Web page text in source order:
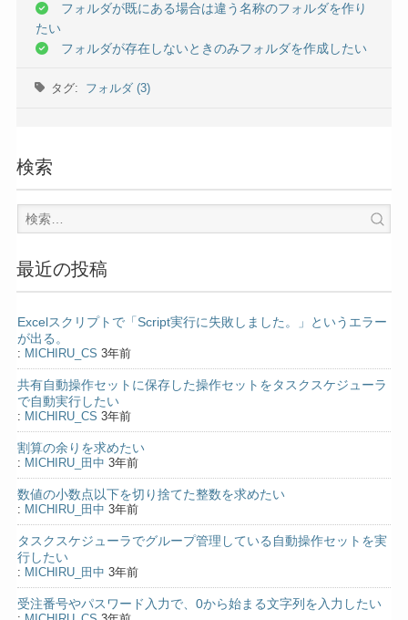
フォルダが既にある場合は違う名称のフォルダを作り
たい
フォルダが存在しないときのみフォルダを作成したい
タグ: フォルダ (3)
検索
最近の投稿
Excelスクリプトで「Script実行に失敗しました。」というエラー
が出る。
: MICHIRU_CS 3年前
共有自動操作セットに保存した操作セットをタスクスケジューラ
で自動実行したい
: MICHIRU_CS 3年前
割算の余りを求めたい
: MICHIRU_田中 3年前
数値の小数点以下を切り捨てた整数を求めたい
: MICHIRU_田中 3年前
タスクスケジューラでグループ管理している自動操作セットを実
行したい
: MICHIRU_田中 3年前
受注番号やパスワード入力で、0から始まる文字列を入力したい